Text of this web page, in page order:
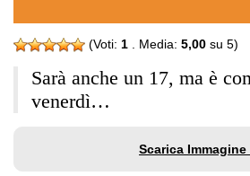
(Voti: 1 . Media: 5,00 su 5)
Sarà anche un 17, ma è
venerdì…
Scarica